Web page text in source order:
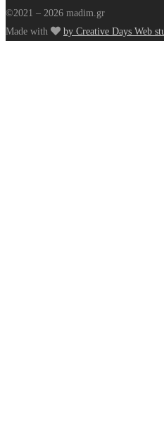
©2021 – 2026 madim.gr
Made with
by Creative Days Web